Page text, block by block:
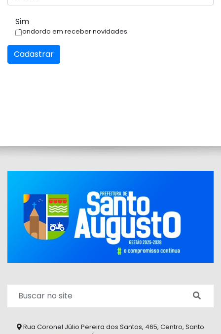
Sim
Condordo em receber novidades.
Cadastrar
Rua Coronel Júlio Pereira dos Santos, 465, Centro, Santo